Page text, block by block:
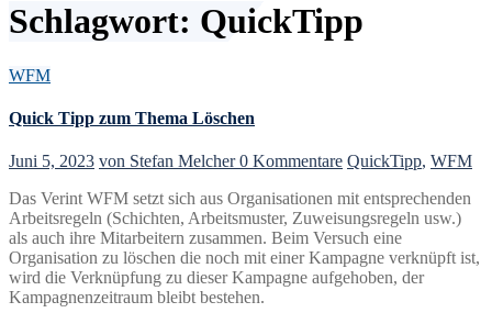
Schlagwort: QuickTipp
WFM
Quick Tipp zum Thema Löschen
Juni 5, 2023 von Stefan Melcher0 Kommentare QuickTipp, WFM
Das Verint WFM setzt sich aus Organisationen mit entsprechenden
Arbeitsregeln (Schichten, Arbeitsmuster, Zuweisungsregeln usw.)
als auch ihre Mitarbeitern zusammen. Beim Versuch eine
Organisation zu löschen die noch mit einer Kampagne verknüpft ist,
wird die Verknüpfung zu dieser Kampagne aufgehoben, der
Kampagnenzeitraum bleibt bestehen.